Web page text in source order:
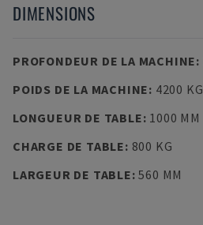
DIMENSIONS
PROFONDEUR DE LA MACHINE:
POIDS DE LA MACHINE: 4200 KG
LONGUEUR DE TABLE: 1000 MM
CHARGE DE TABLE: 800 KG
LARGEUR DE TABLE:560 MM